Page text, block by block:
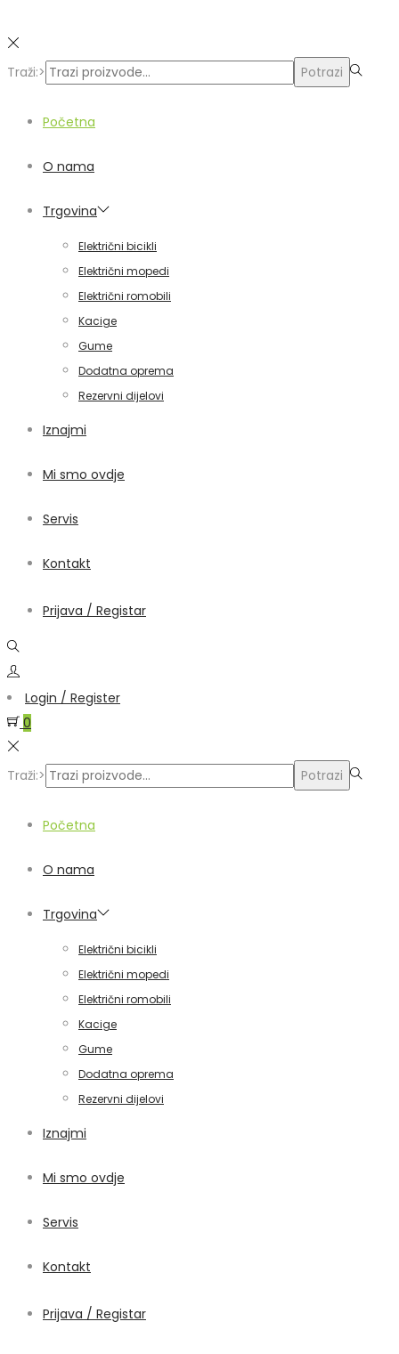
Traži:> Potrazi
Početna
O nama
Trgovina
Električni bicikli
Električni mopedi
Električni romobili
Kacige
Gume
Dodatna oprema
Rezervni dijelovi
Iznajmi
Mi smo ovdje
Servis
Kontakt
Prijava / Registar
Login / Register
0
Traži:> Potrazi
Početna
O nama
Trgovina
Električni bicikli
Električni mopedi
Električni romobili
Kacige
Gume
Dodatna oprema
Rezervni dijelovi
Iznajmi
Mi smo ovdje
Servis
Kontakt
Prijava / Registar